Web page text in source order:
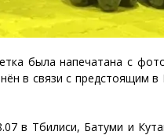
была напечатана с
в связи с предстоящим
в Тбилиси, Батуми и